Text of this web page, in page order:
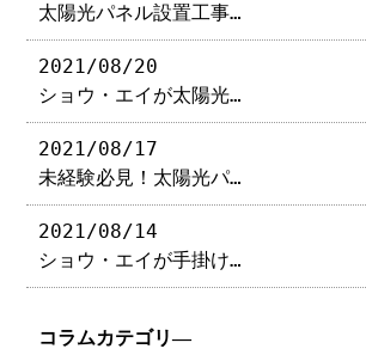
太陽光パネル設置工事…
2021/08/20
ショウ・エイが太陽光…
2021/08/17
未経験必見！太陽光パ…
2021/08/14
ショウ・エイが手掛け…
コラムカテゴリ―